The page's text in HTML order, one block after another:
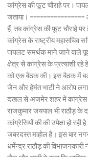
कांग्रेस की फूट चौराहे पर।
जताया।
हैं, तब कांग्रेस की फूट चौराहे
कांग्रेस के राष्ट्रीय महासचिव
पायलट समर्थक माने जाने वाले
क्षेत्र से कांग्रेस के प्रत्याशी
को एक बैठक की। इस बैठक में
जैन और हेमंत भाटी ने आरोप
दखल से अजमेर शहर में कांग्रेस
राजकुमार जयपाल भी राठौड़ के
कांग्रेसियों की की उपेक्षा हो
जबरदस्त माहोल है। इस बार
धर्मेन्द्र राठौड़ की